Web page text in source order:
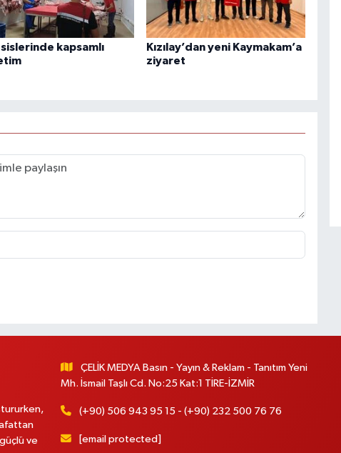
kapsamlı
Kızılay’dan yeni Kaymakam’a
ziyaret
ve
ÇELİK MEDYA Basın - Yayın & Reklam - Tanıtım Yeni
Mh. İsmail Taşlı Cd. No:25 Kat:1 TİRE-İZMİR
(+90) 506 943 95 15 - (+90) 232 500 76 76
[email protected]